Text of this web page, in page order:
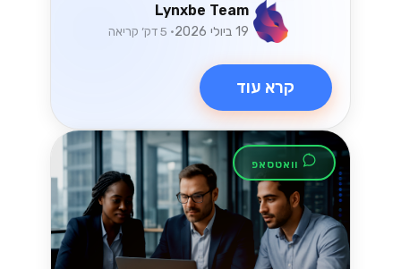
Lynxbe Team
19 ביולי 2026 • 5 דק׳ קריאה
קרא עוד
וואטסאפ